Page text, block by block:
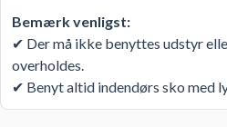
Bemærk venligst:
✔ Der må ikke benyttes udstyr
overholdes.
✔ Benyt altid indendørs sko med